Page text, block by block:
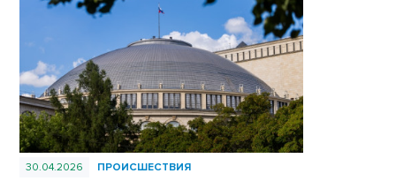
30.04.2026 ПРОИСШЕСТВИЯ